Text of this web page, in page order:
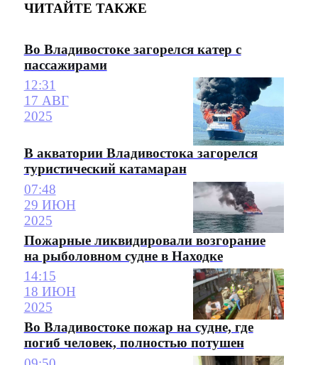
ЧИТАЙТЕ ТАКЖЕ
Во Владивостоке загорелся катер с
пассажирами
12:31
17 АВГ
2025
В акватории Владивостока загорелся
туристический катамаран
07:48
29 ИЮН
2025
Пожарные ликвидировали возгорание
на рыболовном судне в Находке
14:15
18 ИЮН
2025
Во Владивостоке пожар на судне, где
погиб человек, полностью потушен